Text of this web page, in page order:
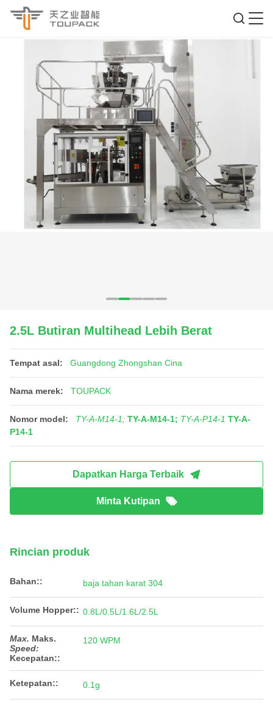
2.5L Butiran Multihead Lebih Berat
Tempat asal: Guangdong Zhongshan Cina
Nama merek: TOUPACK
Nomor model: TY-A-M14-1; TY-A-M14-1; TY-A-P14-1 TY-A-
P14-1
Dapatkan Harga Terbaik
Minta Kutipan
Rincian produk
Bahan:: baja tahan karat 304
Volume Hopper:: 0.8L/0.5L/1.6L/2.5L
Max. Maks.
Speed:
Kecepatan::
120 WPM
Ketepatan:: 0.1g